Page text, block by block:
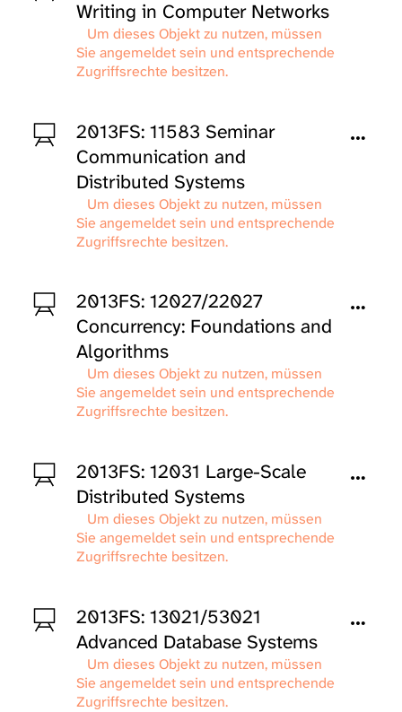
Writing in Computer Networks
Um dieses Objekt zu nutzen, müssen
Sie angemeldet sein und entsprechende
Zugriffsrechte besitzen.
2013FS: 11583 Seminar
Communication and
Distributed Systems
Um dieses Objekt zu nutzen, müssen
Sie angemeldet sein und entsprechende
Zugriffsrechte besitzen.
2013FS: 12027/22027
Concurrency: Foundations and
Algorithms
Um dieses Objekt zu nutzen, müssen
Sie angemeldet sein und entsprechende
Zugriffsrechte besitzen.
2013FS: 12031 Large-Scale
Distributed Systems
Um dieses Objekt zu nutzen, müssen
Sie angemeldet sein und entsprechende
Zugriffsrechte besitzen.
2013FS: 13021/53021
Advanced Database Systems
Um dieses Objekt zu nutzen, müssen
Sie angemeldet sein und entsprechende
Zugriffsrechte besitzen.